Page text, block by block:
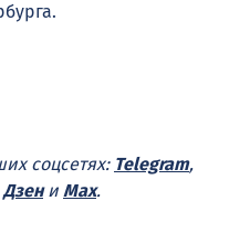
соцсетях: Telegram,
Дзени Max.